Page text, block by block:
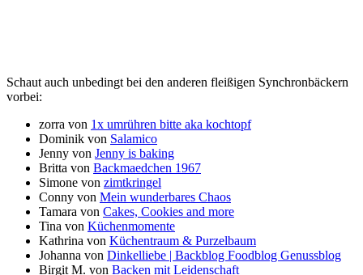
Schaut auch unbedingt bei den anderen fleißigen Synchronbäckern
vorbei:
zorra von 1x umrühren bitte aka kochtopf
Dominik von Salamico
Jenny von Jenny is baking
Britta von Backmaedchen 1967
Simone von zimtkringel
Conny von Mein wunderbares Chaos
Tamara von Cakes, Cookies and more
Tina von Küchenmomente
Kathrina von Küchentraum & Purzelbaum
Johanna von Dinkelliebe | Backblog Foodblog Genussblog
Birgit M. von Backen mit Leidenschaft